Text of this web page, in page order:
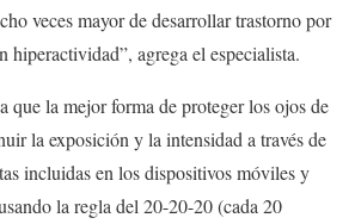
veces mayor de desarrollar trastorno por
hiperactividad”, agrega el especialista.
que la mejor forma de proteger los ojos de
la exposición y la intensidad a través de
incluidas en los dispositivos móviles y
la regla del 20-20-20 (cada 20